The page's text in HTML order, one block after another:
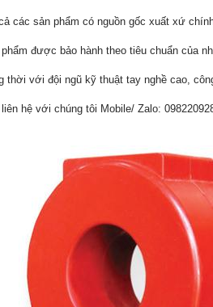
các sản phẩm có nguồn gốc xuất xứ
được bảo hành theo tiêu chuẩn của
thời với đội ngũ kỹ thuật tay nghề cao,
liên hệ với chúng tôi Mobile/ Zalo: